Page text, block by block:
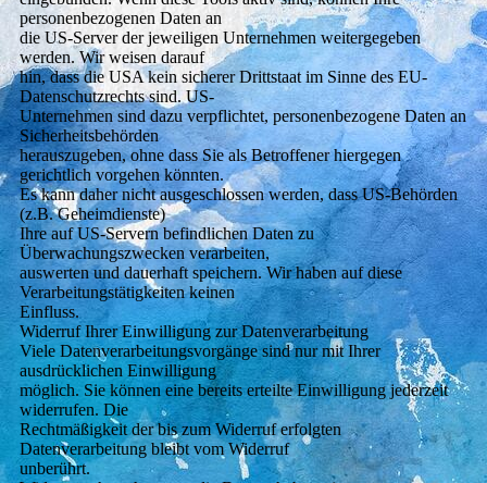
personenbezogenen Daten an
die US-Server der jeweiligen Unternehmen weitergegeben
werden. Wir weisen darauf
hin, dass die USA kein sicherer Drittstaat im Sinne des EU-
Datenschutzrechts sind. US-
Unternehmen sind dazu verpflichtet, personenbezogene Daten an
Sicherheitsbehörden
herauszugeben, ohne dass Sie als Betroffener hiergegen
gerichtlich vorgehen könnten.
Es kann daher nicht ausgeschlossen werden, dass US-Behörden
(z.B. Geheimdienste)
Ihre auf US-Servern befindlichen Daten zu
Überwachungszwecken verarbeiten,
auswerten und dauerhaft speichern. Wir haben auf diese
Verarbeitungstätigkeiten keinen
Einfluss.
Widerruf Ihrer Einwilligung zur Datenverarbeitung
Viele Datenverarbeitungsvorgänge sind nur mit Ihrer
ausdrücklichen Einwilligung
möglich. Sie können eine bereits erteilte Einwilligung jederzeit
widerrufen. Die
Rechtmäßigkeit der bis zum Widerruf erfolgten
Datenverarbeitung bleibt vom Widerruf
unberührt.